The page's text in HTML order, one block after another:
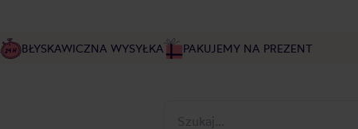
BŁYSKAWICZNA WYSYŁKA PAKUJEMY NA PREZENT